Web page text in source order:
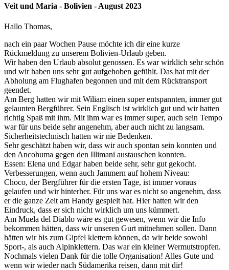
Veit und Maria - Bolivien - August 2023
Hallo Thomas,
nach ein paar Wochen Pause möchte ich dir eine kurze
Rückmeldung zu unserem Bolivien-Urlaub geben.
Wir haben den Urlaub absolut genossen. Es war wirklich sehr schön
und wir haben uns sehr gut aufgehoben gefühlt. Das hat mit der
Abholung am Flughafen begonnen und mit dem Rücktransport
geendet.
Am Berg hatten wir mit Wiliam einen super entspannten, immer gut
gelaunten Bergführer. Sein Englisch ist wirklich gut und wir hatten
richtig Spaß mit ihm. Mit ihm war es immer super, auch sein Tempo
war für uns beide sehr angenehm, aber auch nicht zu langsam.
Sicherheitstechnisch hatten wir nie Bedenken.
Sehr geschätzt haben wir, dass wir auch spontan sein konnten und
den Ancohuma gegen den Illimani austauschen konnten.
Essen: Elena und Edgar haben beide sehr, sehr gut gekocht.
Verbesserungen, wenn auch Jammern auf hohem Niveau:
Choco, der Bergführer für die ersten Tage, ist immer voraus
gelaufen und wir hinterher. Für uns war es nicht so angenehm, dass
er die ganze Zeit am Handy gespielt hat. Hier hatten wir den
Eindruck, dass er sich nicht wirklich um uns kümmert.
Am Muela del Diablo wäre es gut gewesen, wenn wir die Info
bekommen hätten, dass wir unseren Gurt mitnehmen sollen. Dann
hätten wir bis zum Gipfel klettern können, da wir beide sowohl
Sport-, als auch Alpinklettern. Das war ein kleiner Wermutstropfen.
Nochmals vielen Dank für die tolle Organisation! Alles Gute und
wenn wir wieder nach Südamerika reisen, dann mit dir!